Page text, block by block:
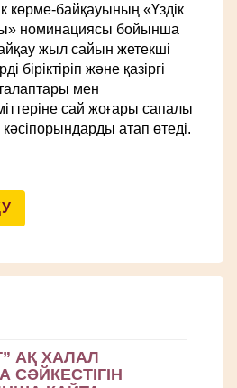
көрме-байқауының «Үздік
номинациясы бойынша
жыл сайын жетекші
біріктіріп және қазіргі
талаптары мен
сай жоғары сапалы
атап өтеді.
АҚ ХАЛАЛ